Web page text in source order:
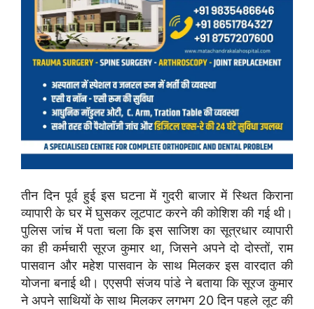
तीन दिन पूर्व हुई इस घटना में गुदरी बाजार में स्थित किराना
व्यापारी के घर में घुसकर लूटपाट करने की कोशिश की गई थी।
पुलिस जांच में पता चला कि इस साजिश का सूत्रधार व्यापारी
का ही कर्मचारी सूरज कुमार था, जिसने अपने दो दोस्तों, राम
पासवान और महेश पासवान के साथ मिलकर इस वारदात की
योजना बनाई थी। एएसपी संजय पांडे ने बताया कि सूरज कुमार
ने अपने साथियों के साथ मिलकर लगभग 20 दिन पहले लूट की